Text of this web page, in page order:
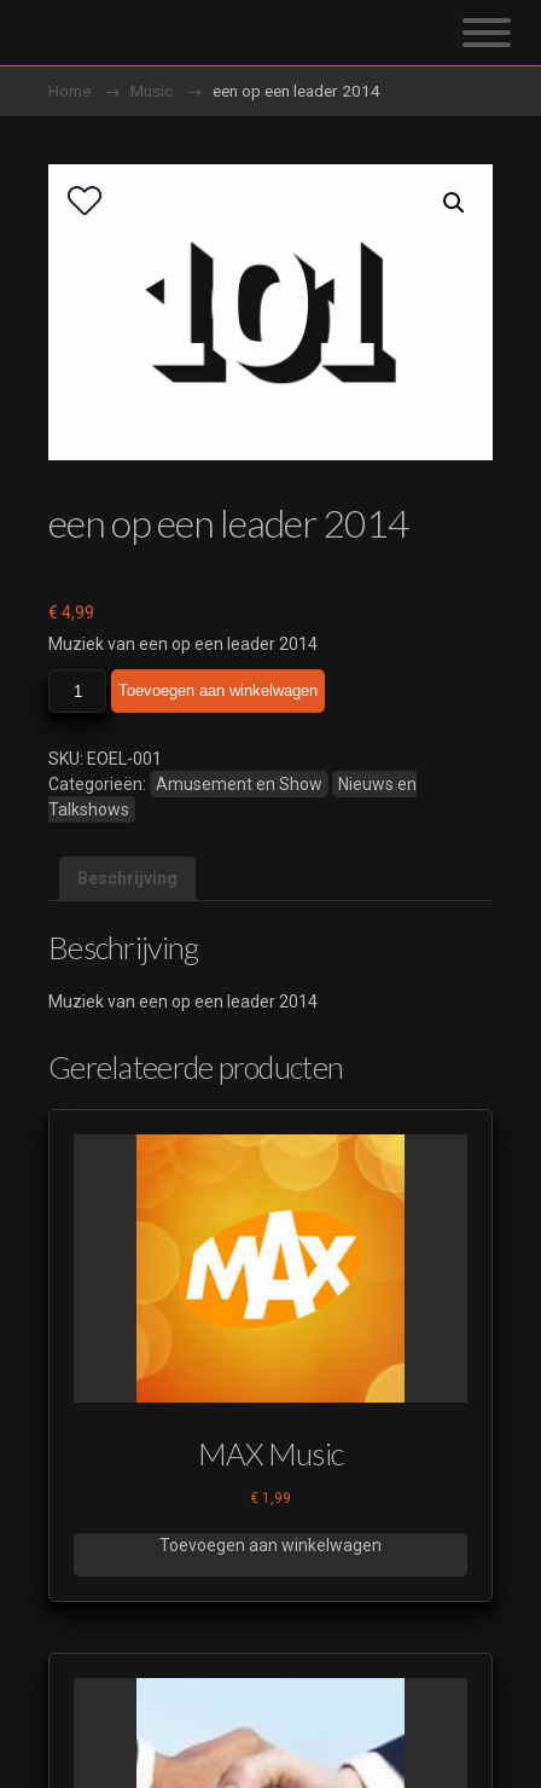
Home Music een op een leader 2014
een op een leader 2014
€ 4,99
Muziek van een op een leader 2014
op
leader
2014
aantal
Toevoegen aan winkelwagen
SKU: EOEL-001
Categorieën: Amusement en Show
Nieuws en
Talkshows
Beschrijving
Beschrijving
Muziek van een op een leader 2014
Gerelateerde producten
MAX Music
€ 1,99
Toevoegen aan winkelwagen